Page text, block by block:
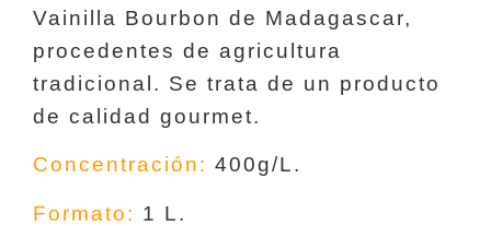
Vainilla Bourbon de Madagascar,
procedentes de agricultura
tradicional. Se trata de un producto
de calidad gourmet.
Concentración: 400g/L.
Formato: 1 L.